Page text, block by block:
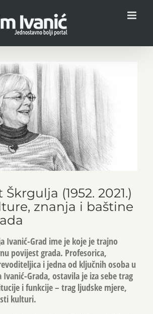
(1952. 2021.)
znanja i baštine
Ivanić-Grad ime je koje je trajno
povijest grada. Profesorica,
i jedna od ključnih osoba u
Ivanić-Grada, ostavila je iza sebe trag
i funkcije – trag ljudske mjere,
kulturi.